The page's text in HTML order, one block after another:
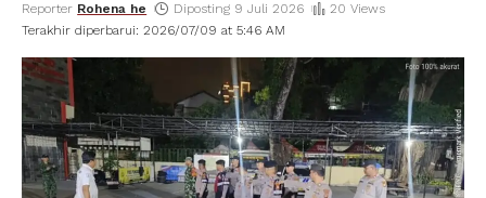
Terakhir diperbarui: 2026/07/09 at 5:46 AM
Reporter Rohena he Diposting 9 Juli 2026 20 Views